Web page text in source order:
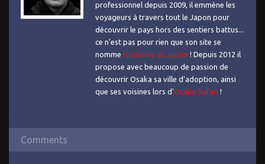
professionnel depuis 2009, il emmène les
voyageurs à travers tout le Japon pour
découvrir le pays hors des sentiers battus...
ce n'est pas pour rien que son site se
nomme Horizons du Japon ! Depuis 2012 il
propose avec beaucoup de passion de
découvrir Osaka sa ville d'adoption, ainsi
que ses voisines lors d'Osaka Safari !
Comments